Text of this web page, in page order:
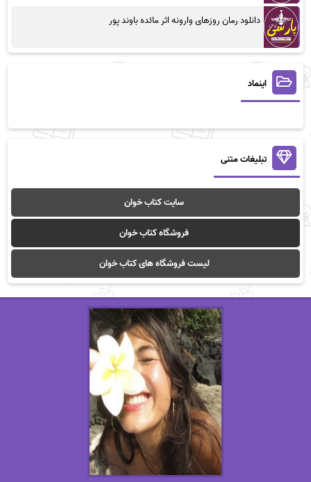
دانلود رمان روزهای وارونه اثر مائده باوند پور
اینماد
تبلیغات متنی
سایت کتاب خوان
فروشگاه کتاب خوان
لیست فروشگاه های کتاب خوان